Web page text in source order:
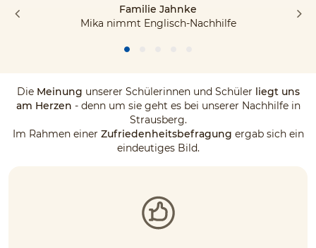
Familie Jahnke
Mika nimmt Englisch-Nachhilfe
Die Meinung unserer Schülerinnen und Schüler liegt uns
am Herzen - denn um sie geht es bei unserer Nachhilfe in
Strausberg.
Im Rahmen einer Zufriedenheitsbefragung ergab sich ein
eindeutiges Bild.